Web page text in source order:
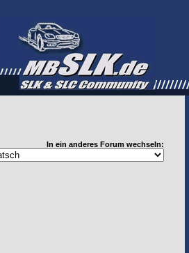
In ein anderes Forum wechseln: